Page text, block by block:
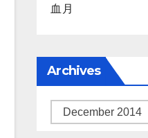
血月
Archives
Archives